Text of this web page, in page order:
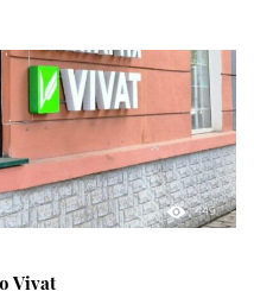
449
Vivat